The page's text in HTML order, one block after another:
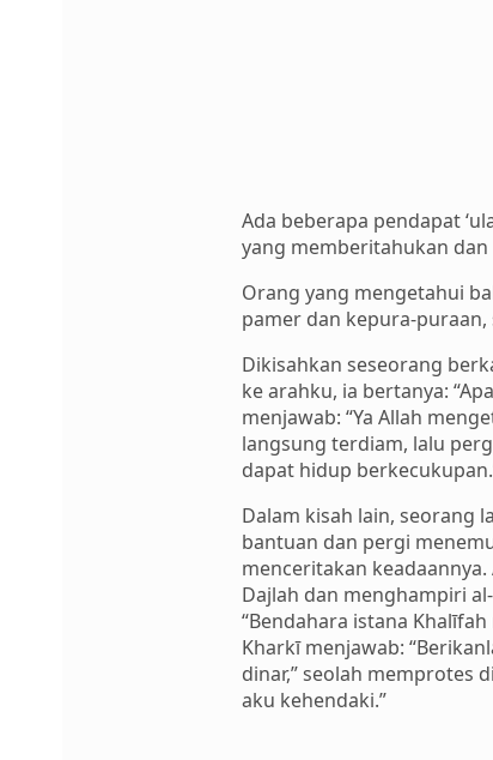
Ada beberapa pendapat
yang memberitahukan
Orang yang mengetahui
pamer dan kepura-
Dikisahkan seseorang
ke arahku, ia bertanya:
menjawab: “Ya Allah
langsung terdiam, lalu
dapat hidup
Dalam kisah lain, seorang
bantuan dan pergi
menceritakan
Dajlah dan menghampiri
“Bendahara istana
Kharkī menjawab:
dinar,” seolah memprotes
aku kehendaki.”